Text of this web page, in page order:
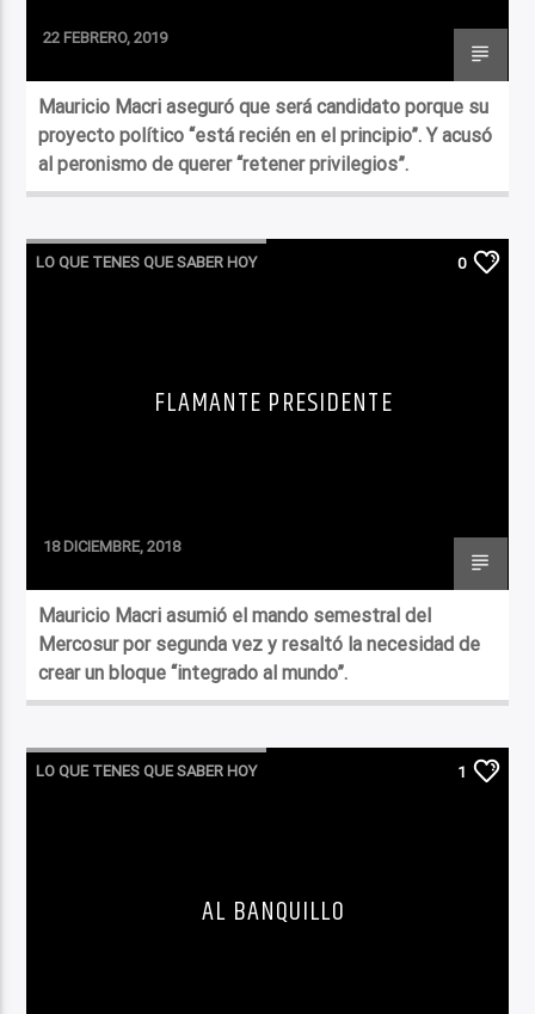
22 FEBRERO, 2019
Mauricio Macri aseguró que será candidato porque su
proyecto político “está recién en el principio”. Y acusó
al peronismo de querer “retener privilegios”.
LO QUE TENES QUE SABER HOY 0
FLAMANTE PRESIDENTE
18 DICIEMBRE, 2018
Mauricio Macri asumió el mando semestral del
Mercosur por segunda vez y resaltó la necesidad de
crear un bloque “integrado al mundo”.
LO QUE TENES QUE SABER HOY 1
AL BANQUILLO